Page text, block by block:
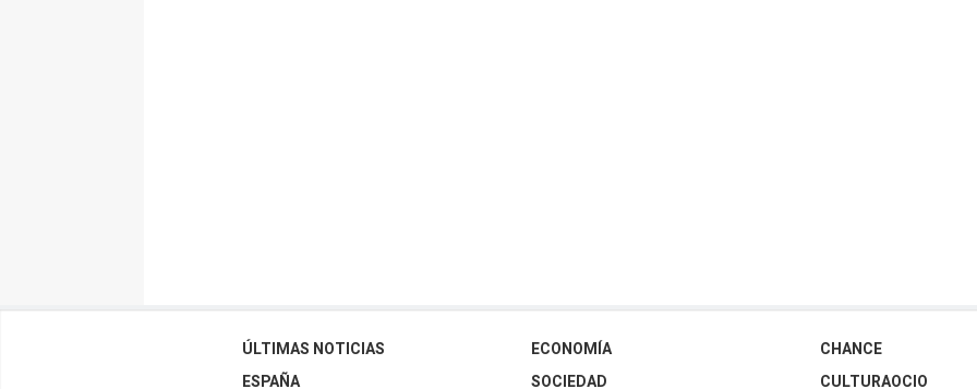
ÚLTIMAS NOTICIAS
ESPAÑA
ECONOMÍA
SOCIEDAD
CHANCE
CULTURAOCIO